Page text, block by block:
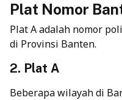
Plat Nomor
Plat A adalah nomor
di Provinsi Banten.
2. Plat A
Beberapa wilayah di